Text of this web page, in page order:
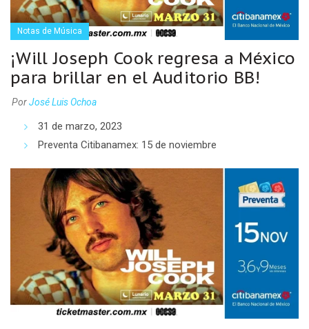
Notas de Música
¡Will Joseph Cook regresa a México
para brillar en el Auditorio BB!
PorJosé Luis Ochoa
31 de marzo, 2023
Preventa Citibanamex: 15 de noviembre